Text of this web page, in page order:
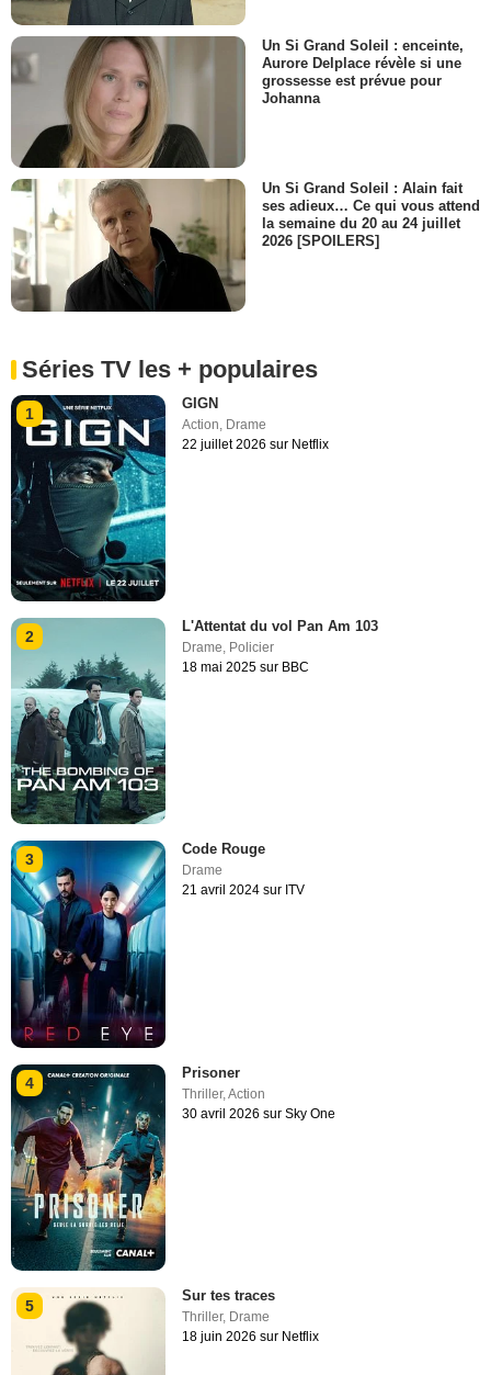
Un Si Grand Soleil : enceinte,
Aurore Delplace révèle si une
grossesse est prévue pour
Johanna
Un Si Grand Soleil : Alain fait
ses adieux… Ce qui vous attend
la semaine du 20 au 24 juillet
2026 [SPOILERS]
Séries TV les + populaires
1
GIGN
Action Drame
22 juillet 2026 sur Netflix
2
L'Attentat du vol Pan Am 103
Drame, Policier
18 mai 2025 sur BBC
3
Code Rouge
Drame
21 avril 2024 sur ITV
4
Prisoner
Thriller,Action
30 avril 2026 sur Sky One
5
Sur tes traces
Thriller, Drame
18 juin 2026 sur Netflix